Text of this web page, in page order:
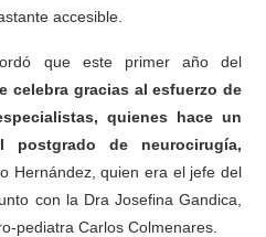
accesible.
que este primer año del
celebra gracias al esfuerzo de
quienes hace un
postgrado de neurocirugía,
Hernández, quien era el jefe del
con la Dra Josefina Gandica,
pediatra Carlos Colmenares.